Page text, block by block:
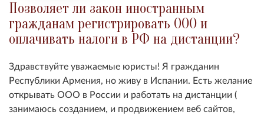
Позволяет ли закон иностранным
гражданам регистрировать ООО и
оплачивать налоги в РФ на дистанции?
Здравствуйте уважаемые юристы! Я гражданин
Республики Армения, но живу в Испании. Есть желание
открывать ООО в России и работать на дистанции (
занимаюсь созданием, и продвижением веб сайтов,